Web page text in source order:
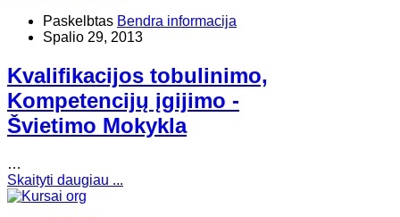
Paskelbtas Bendra informacija
Spalio 29, 2013
Kvalifikacijos tobulinimo,
Kompetencijų įgijimo -
Švietimo Mokykla
…
Skaityti daugiau ...